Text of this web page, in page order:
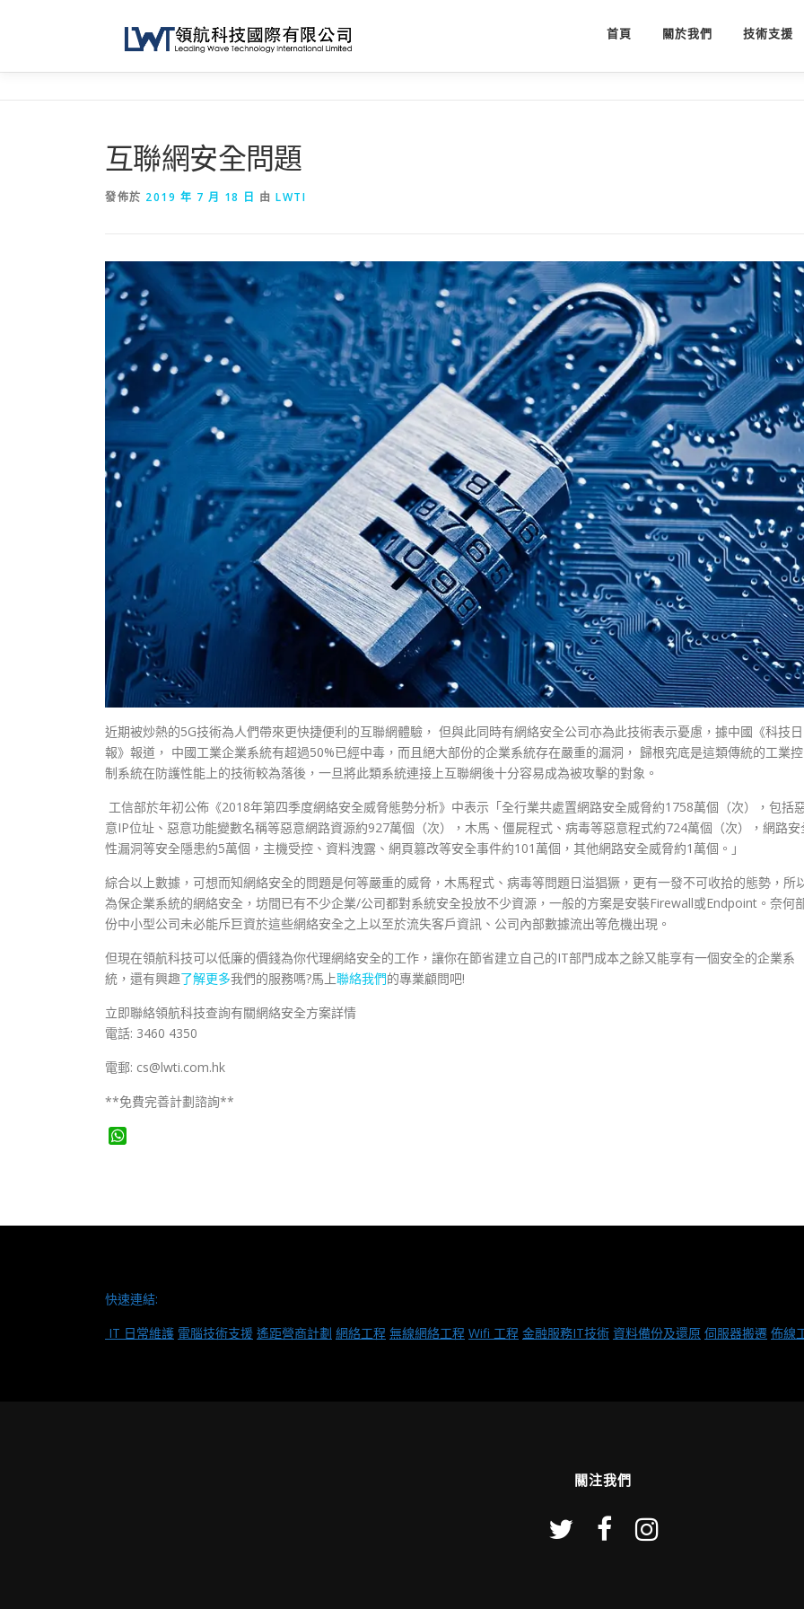
容
首頁 關於我們 技術支援
互聯網安全問題
發佈於 2019 年 7 月 18 日 由 LWTI
近期被炒熱的5G技術為人們帶來更快捷便利的互聯網體驗， 但與此同時有網絡安全公司亦為此技術表示憂慮，據中國《科技日
報》報道， 中國工業企業系統有超過50%已經中毒，而且絕大部份的企業系統存在嚴重的漏洞， 歸根究底是這類傳統的工業控
制系統在防護性能上的技術較為落後，一旦將此類系統連接上互聯網後十分容易成為被攻擊的對象。
工信部於年初公佈《2018年第四季度網絡安全威脅態勢分析》中表示「全行業共處置網路安全威脅約1758萬個（次），包括
意IP位址、惡意功能變數名稱等惡意網路資源約927萬個（次），木馬、僵屍程式、病毒等惡意程式約724萬個（次），網路安
性漏洞等安全隱患約5萬個，主機受控、資料洩露、網頁篡改等安全事件約101萬個，其他網路安全威脅約1萬個。」
綜合以上數據，可想而知網絡安全的問題是何等嚴重的威脅，木馬程式、病毒等問題日溢猖獗，更有一發不可收拾的態勢，所
為保企業系統的網絡安全，坊間已有不少企業/公司都對系統安全投放不少資源，一般的方案是安裝Firewall或Endpoint。奈何
份中小型公司未必能斥巨資於這些網絡安全之上以至於流失客戶資訊、公司內部數據流出等危機出現。
但現在領航科技可以低廉的價錢為你代理網絡安全的工作，讓你在節省建立自己的IT部門成本之餘又能享有一個安全的企業系
統，還有興趣了解更多我們的服務嗎?馬上聯絡我們的專業顧問吧!
立即聯絡領航科技查詢有關網絡安全方案詳情
電話: 3460 4350
電郵: cs@lwti.com.hk
**免費完善計劃諮詢**
快速連結:
IT 日常維護 電腦技術支援 遙距營商計劃 網絡工程 無線網絡工程 Wifi 工程 金融服務IT技術 資料備份及還原 伺服器搬遷 佈線
關注我們